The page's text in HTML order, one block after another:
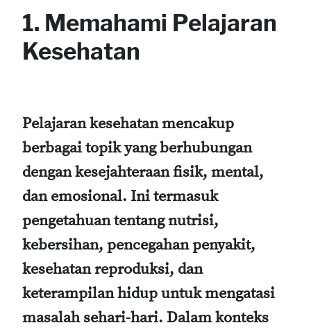
1. Memahami Pelajaran
Kesehatan
Pelajaran kesehatan mencakup
berbagai topik yang berhubungan
dengan kesejahteraan fisik, mental,
dan emosional. Ini termasuk
pengetahuan tentang nutrisi,
kebersihan, pencegahan penyakit,
kesehatan reproduksi, dan
keterampilan hidup untuk mengatasi
masalah sehari-hari. Dalam konteks